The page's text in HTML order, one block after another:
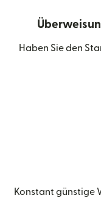
Haben Sie den
Konstant günstige